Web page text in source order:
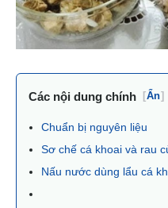
Các nội dung chính [Ẩn]
Chuẩn bị nguyên liệu
Sơ chế cá khoai và rau
Nấu nước dùng lẩu cá